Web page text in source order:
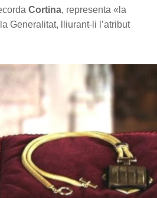
Cortina, representa «la
Generalitat, lliurant-li l’atribut